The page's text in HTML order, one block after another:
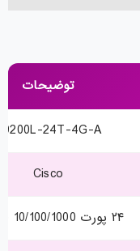
توضیحات
24T-4G-A
Cisco
۲۴ پورت 10/100/1000 (Data)